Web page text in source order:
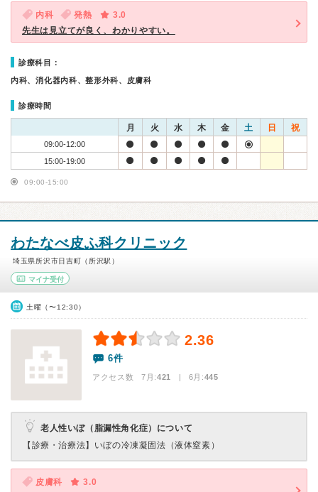
内科 発熱
3.0
先生は見立てが良く、わかりやすい。
診療科目：
内科、消化器内科、整形外科、皮膚科
診療時間
月 火 水 木 金 土 日 祝
09:00-12:00
15:00-19:00
09:00-15:00
わたなべ皮ふ科クリニック
埼玉県所沢市日吉町（所沢駅）
マイナ受付
土曜（〜12:30）
2.36
6件
アクセス数 7月:421 | 6月:445
老人性いぼ（脂漏性角化症）について
【診療・治療法】 いぼの冷凍凝固法（液体窒素）
皮膚科
3.0